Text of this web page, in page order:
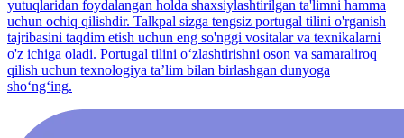
yutuqlaridan foydalangan holda shaxsiylashtirilgan ta'limni hamma
uchun ochiq qilishdir. Talkpal sizga tengsiz portugal tilini o'rganish
tajribasini taqdim etish uchun eng so'nggi vositalar va texnikalarni
o'z ichiga oladi. Portugal tilini o‘zlashtirishni oson va samaraliroq
qilish uchun texnologiya ta’lim bilan birlashgan dunyoga
sho‘ng‘ing.